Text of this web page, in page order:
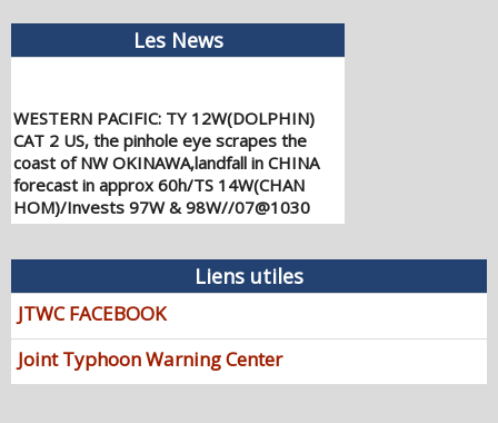
Les News
WESTERN PACIFIC: TY 12W(DOLPHIN)
CAT 2 US, the pinhole eye scrapes the
coast of NW OKINAWA,landfall in CHINA
forecast in approx 60h/TS 14W(CHAN
HOM)/Invests 97W & 98W//07@1030
UTC
WESTERN PACIFIC: TY 12W(DOLPHIN)
down from CAT4 US to CAT 1 in 36h,
gradually approaching OKINAWA/TS
13W(KUJIRA)/Invest 96W//05@2200 UTC
08/06/2026 -PATRICK HOAREAU
Liens utiles
JTWC FACEBOOK
Joint Typhoon Warning Center